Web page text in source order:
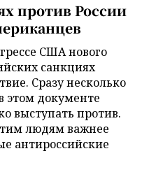
против России
США нового
санкциях
Сразу несколько
этом документе
выступать против.
людям важнее
антироссийские